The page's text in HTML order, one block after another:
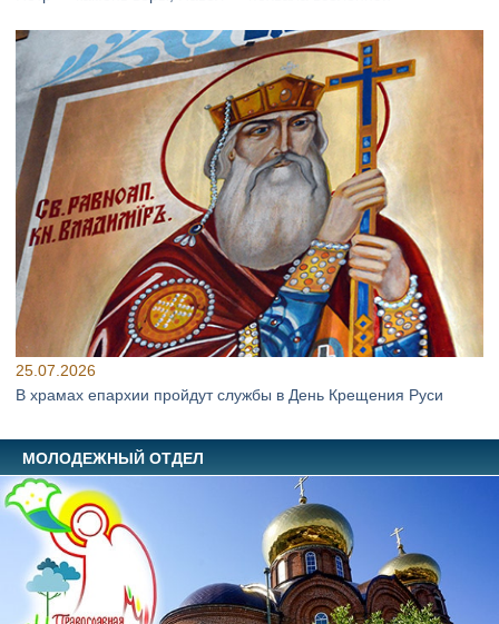
25.07.2026
В храмах епархии пройдут службы в День Крещения Руси
МОЛОДЕЖНЫЙ ОТДЕЛ